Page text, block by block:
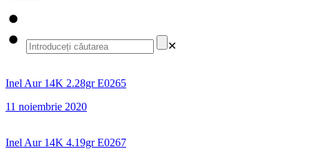
✕
Inel Aur 14K 2.28gr E0265
11 noiembrie 2020
Inel Aur 14K 4.19gr E0267